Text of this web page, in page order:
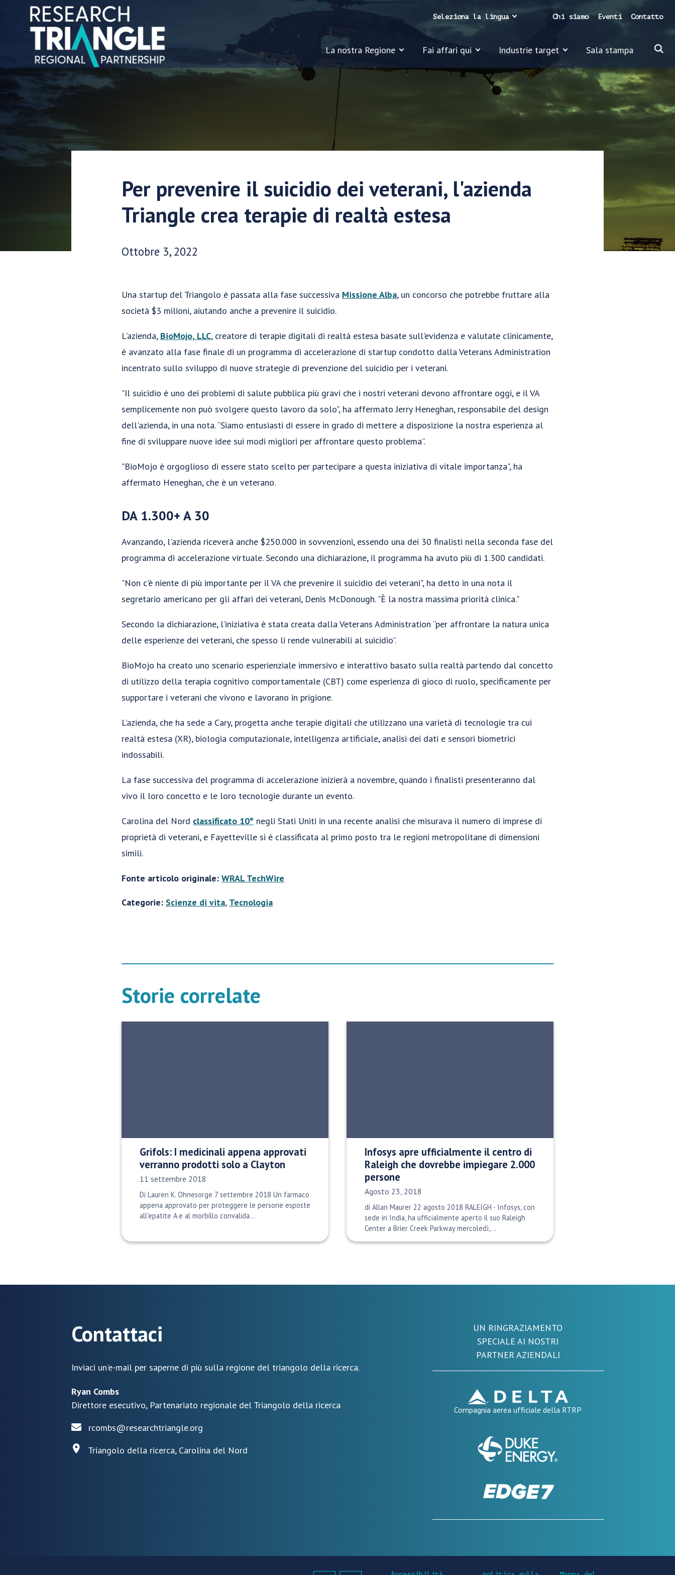
Salta al contenuto
La nostra Regione Fai affari qui Industrie target Sala stampa
Chi siamo Eventi Contatto
Seleziona la lingua
Per prevenire il suicidio dei veterani, l'azienda
Triangle crea terapie di realtà estesa
Data di pubblicazione:
Ottobre 3, 2022
Una startup del Triangolo è passata alla fase successiva Missione Alba, un concorso che potrebbe fruttare alla
società $3 milioni, aiutando anche a prevenire il suicidio.
L'azienda, BioMojo, LLC, creatore di terapie digitali di realtà estesa basate sull'evidenza e valutate clinicamente,
è avanzato alla fase finale di un programma di accelerazione di startup condotto dalla Veterans Administration
incentrato sullo sviluppo di nuove strategie di prevenzione del suicidio per i veterani.
"Il suicidio è uno dei problemi di salute pubblica più gravi che i nostri veterani devono affrontare oggi, e il VA
semplicemente non può svolgere questo lavoro da solo", ha affermato Jerry Heneghan, responsabile del design
dell'azienda, in una nota. “Siamo entusiasti di essere in grado di mettere a disposizione la nostra esperienza al
fine di sviluppare nuove idee sui modi migliori per affrontare questo problema”.
"BioMojo è orgoglioso di essere stato scelto per partecipare a questa iniziativa di vitale importanza", ha
affermato Heneghan, che è un veterano.
DA 1.300+ A 30
Avanzando, l'azienda riceverà anche $250.000 in sovvenzioni, essendo una dei 30 finalisti nella seconda fase del
programma di accelerazione virtuale. Secondo una dichiarazione, il programma ha avuto più di 1.300 candidati.
"Non c'è niente di più importante per il VA che prevenire il suicidio dei veterani", ha detto in una nota il
segretario americano per gli affari dei veterani, Denis McDonough. "È la nostra massima priorità clinica."
Secondo la dichiarazione, l’iniziativa è stata creata dalla Veterans Administration “per affrontare la natura unica
delle esperienze dei veterani, che spesso li rende vulnerabili al suicidio”.
BioMojo ha creato uno scenario esperienziale immersivo e interattivo basato sulla realtà partendo dal concetto
di utilizzo della terapia cognitivo comportamentale (CBT) come esperienza di gioco di ruolo, specificamente per
supportare i veterani che vivono e lavorano in prigione.
L’azienda, che ha sede a Cary, progetta anche terapie digitali che utilizzano una varietà di tecnologie tra cui
realtà estesa (XR), biologia computazionale, intelligenza artificiale, analisi dei dati e sensori biometrici
indossabili.
La fase successiva del programma di accelerazione inizierà a novembre, quando i finalisti presenteranno dal
vivo il loro concetto e le loro tecnologie durante un evento.
Carolina del Nord classificato 10° negli Stati Uniti in una recente analisi che misurava il numero di imprese di
proprietà di veterani, e Fayetteville si è classificata al primo posto tra le regioni metropolitane di dimensioni
simili.
Fonte articolo originale: WRAL TechWire
Categorie: Scienze di vita, Tecnologia
Storie correlate
Grifols: I medicinali appena approvati
verranno prodotti solo a Clayton
Data di pubblicazione:
11 settembre 2018
Di Lauren K. Ohnesorge 7 settembre 2018 Un farmaco
appena approvato per proteggere le persone esposte
all'epatite A e al morbillo convalida...
Infosys apre ufficialmente il centro di
Raleigh che dovrebbe impiegare 2.000
persone
Data di pubblicazione:
Agosto 23, 2018
di Allan Maurer 22 agosto 2018 RALEIGH - Infosys, con
sede in India, ha ufficialmente aperto il suo Raleigh
Center a Brier Creek Parkway mercoledì,...
Contattaci
Inviaci un'e-mail per saperne di più sulla regione del triangolo della ricerca.
Ryan Combs
Direttore esecutivo, Partenariato regionale del Triangolo della ricerca
rcombs@researchtriangle.org
Triangolo della ricerca, Carolina del Nord
UN RINGRAZIAMENTO
SPECIALE AI NOSTRI
PARTNER AZIENDALI
Compagnia aerea ufficiale della RTRP